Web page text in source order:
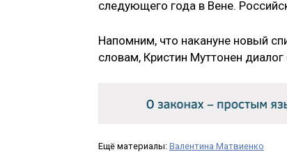
следующего года в Вене.
Напомним, что накануне новый
словам, Кристин Муттонен
Ещё материалы: Валентина Матвиенко